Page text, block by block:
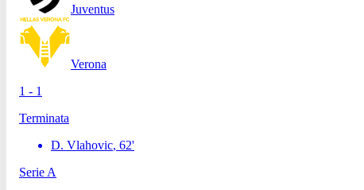
Juventus
Verona
1 - 1
Terminata
D. Vlahovic, 62'
Serie A